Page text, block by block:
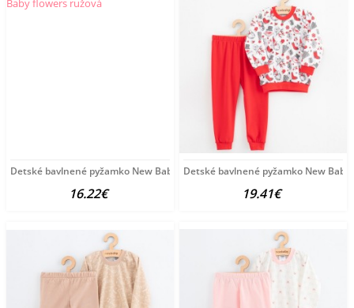
Detské bavlnené pyžamko New Baby flowers ružová
16.22€
Detské bavlnené pyžamko New
19.41€